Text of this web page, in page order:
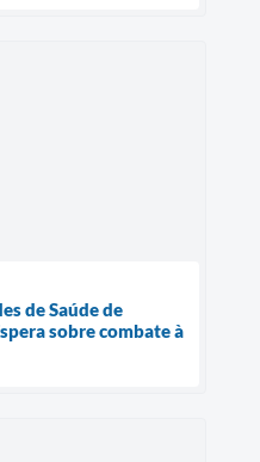
de Saúde de
sobre combate à